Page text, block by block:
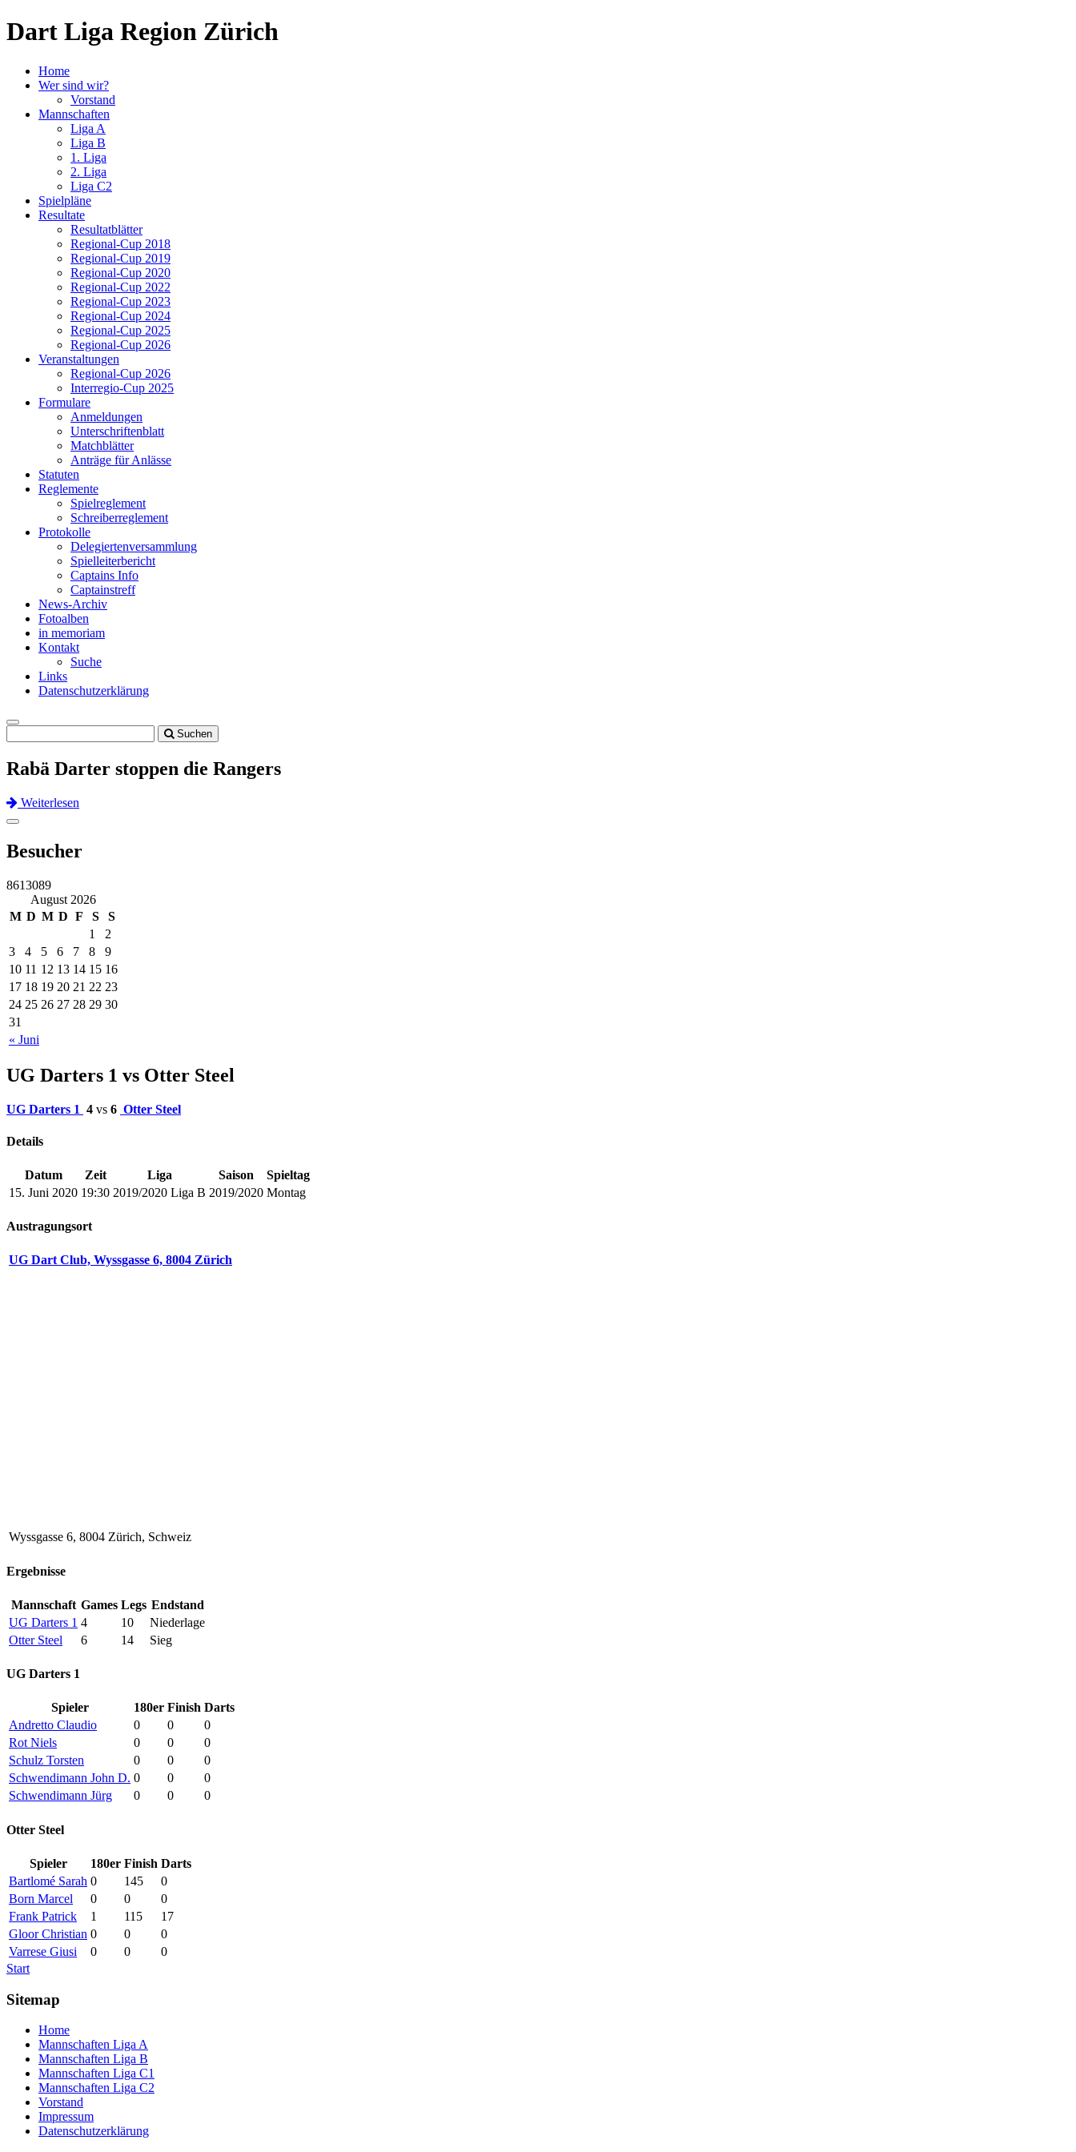
Dart Liga Region Zürich
Home
Wer sind wir?
Vorstand
Mannschaften
Liga A
Liga B
1. Liga
2. Liga
Liga C2
Spielpläne
Resultate
Resultatblätter
Regional-Cup 2018
Regional-Cup 2019
Regional-Cup 2020
Regional-Cup 2022
Regional-Cup 2023
Regional-Cup 2024
Regional-Cup 2025
Regional-Cup 2026
Veranstaltungen
Regional-Cup 2026
Interregio-Cup 2025
Formulare
Anmeldungen
Unterschriftenblatt
Matchblätter
Anträge für Anlässe
Statuten
Reglemente
Spielreglement
Schreiberreglement
Protokolle
Delegiertenversammlung
Spielleiterbericht
Captains Info
Captainstreff
News-Archiv
Fotoalben
in memoriam
Kontakt
Suche
Links
Datenschutzerklärung
Toggle
navigation
Suchen
Rabä Darter stoppen die Rangers
Weiterlesen
Previous
Next
Toggle
Besucher
8613089
August 2026
M D M D F S S
« Juni
1
2
3
4 5 6 7 8
9
10 11 12 13 14 15 16
17 18 19 20 21 22 23
24 25 26 27 28 29 30
31
UG Darters 1 vs Otter Steel
UG Darters 1 4 vs 6 Otter Steel
Details
Datum Zeit Liga Saison
Spieltag
15. Juni 2020 19:30 2019/2020 Liga B 2019/2020 Montag
Austragungsort
UG Dart Club, Wyssgasse 6, 8004 Zürich
Wyssgasse 6, 8004 Zürich, Schweiz
Ergebnisse
Mannschaft Games Legs Endstand
UG Darters 1 4 10
Niederlage
Otter Steel
6 14 Sieg
UG Darters 1
Spieler 180er Finish Darts
Andretto Claudio
0 0
0
Rot Niels
0 0
0
Schulz Torsten
0 0
0
Schwendimann John D. 0 0
0
Schwendimann Jürg
0 0 0
Otter Steel
Spieler 180er Finish Darts
Bartlomé Sarah 0 145
0
Born Marcel
0 0
0
Frank Patrick
1 115
17
Gloor Christian 0 0
0
Varrese Giusi
0 0
0
Start
Sitemap
Home
Mannschaften Liga A
Mannschaften Liga B
Mannschaften Liga C1
Mannschaften Liga C2
Vorstand
Impressum
Datenschutzerklärung